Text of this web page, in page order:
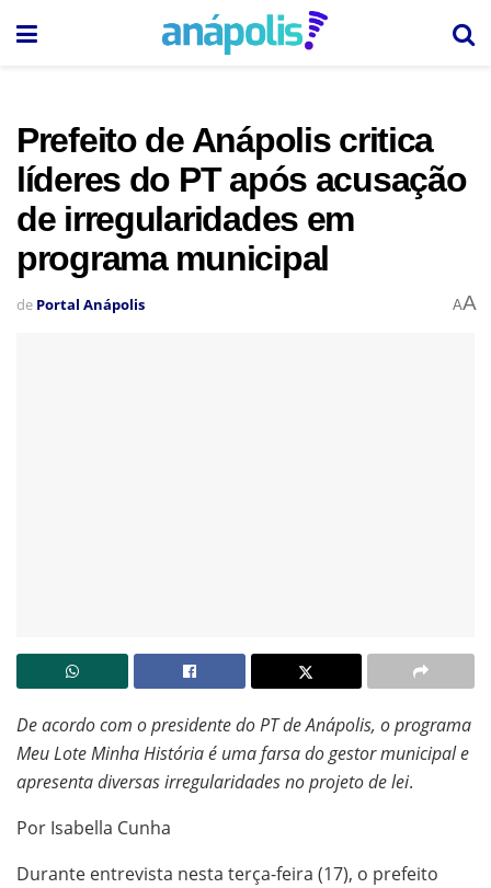
Prefeito de Anápolis critica
líderes do PT após acusação
de irregularidades em
programa municipal
de Portal Anápolis AA
De acordo com o presidente do PT de Anápolis, o programa
Meu Lote Minha História é uma farsa do gestor municipal e
apresenta diversas irregularidades no projeto de lei.
Por Isabella Cunha
Durante entrevista nesta terça-feira (17), o prefeito